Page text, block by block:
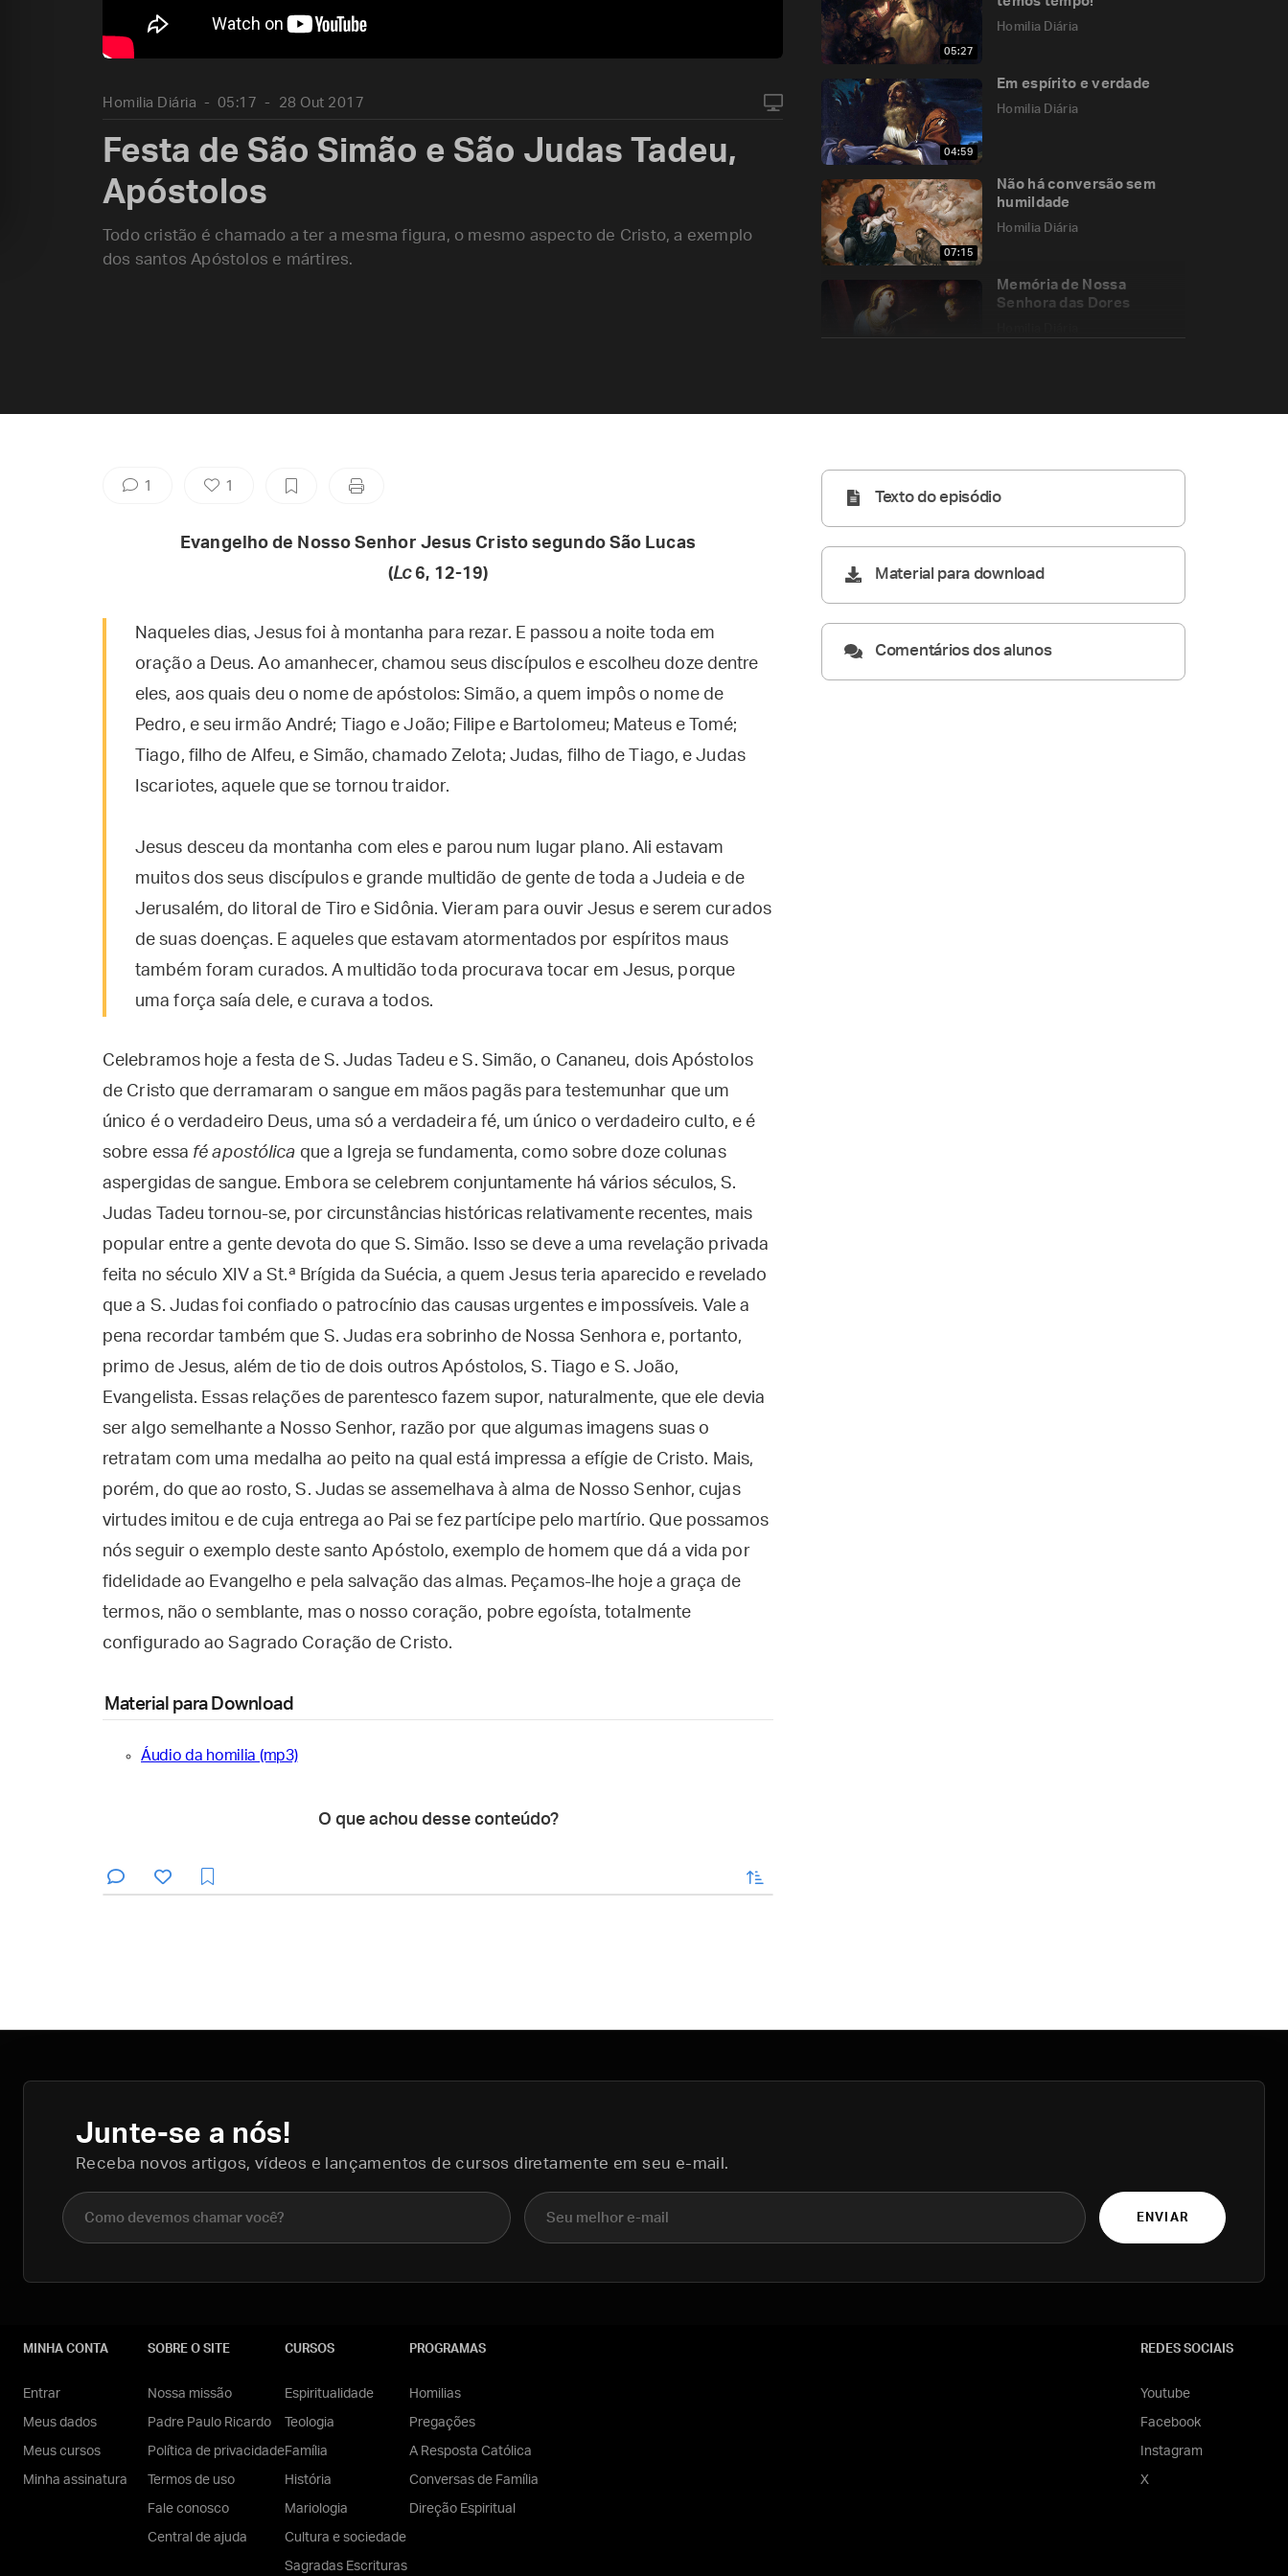
05:27
Homilia Diária
04:59
Em espírito e verdade
Homilia Diária
07:15
Não há conversão sem
humildade
Homilia Diária
Memória de Nossa
Senhora das Dores
Homilia Diária 05:17 28 Out 2017
Festa de São Simão e São Judas Tadeu,
Apóstolos
Todo cristão é chamado a ter a mesma figura, o mesmo aspecto de Cristo, a exemplo
dos santos Apóstolos e mártires.
1 1
Evangelho de Nosso Senhor Jesus Cristo segundo São Lucas
(Lc6, 12-19)
Naqueles dias, Jesus foi à montanha para rezar. E passou a noite toda em
oração a Deus. Ao amanhecer, chamou seus discípulos e escolheu doze dentre
eles, aos quais deu o nome de apóstolos: Simão, a quem impôs o nome de
Pedro, e seu irmão André; Tiago e João; Filipe e Bartolomeu; Mateus e Tomé;
Tiago, filho de Alfeu, e Simão, chamado Zelota; Judas, filho de Tiago, e Judas
Iscariotes, aquele que se tornou traidor.
Jesus desceu da montanha com eles e parou num lugar plano. Ali estavam
muitos dos seus discípulos e grande multidão de gente de toda a Judeia e de
Jerusalém, do litoral de Tiro e Sidônia. Vieram para ouvir Jesus e serem curados
de suas doenças. E aqueles que estavam atormentados por espíritos maus
também foram curados. A multidão toda procurava tocar em Jesus, porque
uma força saía dele, e curava a todos.
Celebramos hoje a festa de S. Judas Tadeu e S. Simão, o Cananeu, dois Apóstolos
de Cristo que derramaram o sangue em mãos pagãs para testemunhar que um
único é o verdadeiro Deus, uma só a verdadeira fé, um único o verdadeiro culto, e é
sobre essa fé apostólica que a Igreja se fundamenta, como sobre doze colunas
aspergidas de sangue. Embora se celebrem conjuntamente há vários séculos, S.
Judas Tadeu tornou-se, por circunstâncias históricas relativamente recentes, mais
popular entre a gente devota do que S. Simão. Isso se deve a uma revelação privada
feita no século XIV a St.ª Brígida da Suécia, a quem Jesus teria aparecido e revelado
que a S. Judas foi confiado o patrocínio das causas urgentes e impossíveis. Vale a
pena recordar também que S. Judas era sobrinho de Nossa Senhora e, portanto,
primo de Jesus, além de tio de dois outros Apóstolos, S. Tiago e S. João,
Evangelista. Essas relações de parentesco fazem supor, naturalmente, que ele devia
ser algo semelhante a Nosso Senhor, razão por que algumas imagens suas o
retratam com uma medalha ao peito na qual está impressa a efígie de Cristo. Mais,
porém, do que ao rosto, S. Judas se assemelhava à alma de Nosso Senhor, cujas
virtudes imitou e de cuja entrega ao Pai se fez partícipe pelo martírio. Que possamos
nós seguir o exemplo deste santo Apóstolo, exemplo de homem que dá a vida por
fidelidade ao Evangelho e pela salvação das almas. Peçamos-lhe hoje a graça de
termos, não o semblante, mas o nosso coração, pobre egoísta, totalmente
configurado ao Sagrado Coração de Cristo.
Material para Download
Áudio da homilia (mp3)
O que achou desse conteúdo?
enviar
Texto do episódio
Material para download
Comentários dos alunos
Junte-se a nós!
Receba novos artigos, vídeos e lançamentos de cursos diretamente em seu e-mail.
Nome completo E-mail
ENVIAR
MINHA CONTA
Entrar
Meus dados
Meus cursos
Minha assinatura
SOBRE O SITE
Nossa missão
Padre Paulo Ricardo
Política de privacidade
Termos de uso
Fale conosco
Central de ajuda
CURSOS
Espiritualidade
Teologia
Família
História
Mariologia
Cultura e sociedade
Sagradas Escrituras
PROGRAMAS
Homilias
Pregações
A Resposta Católica
Conversas de Família
Direção Espiritual
REDES SOCIAIS
Youtube
Facebook
Instagram
X